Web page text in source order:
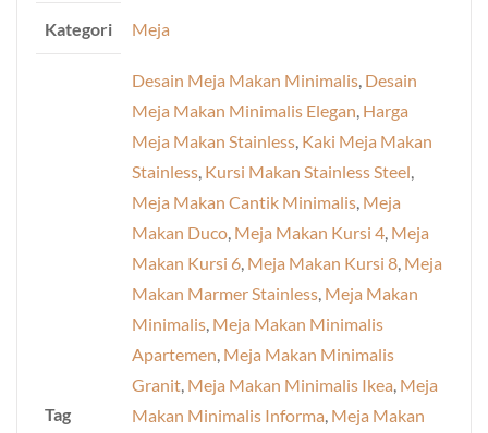
Kategori Meja
Tag
Desain Meja Makan Minimalis Desain
Meja Makan Minimalis Elegan Harga
Meja Makan Stainless Kaki Meja Makan
Stainless Kursi Makan Stainless Steel
Meja Makan Cantik Minimalis Meja
Makan Duco Meja Makan Kursi 4 Meja
Makan Kursi 6 Meja Makan Kursi 8 Meja
Makan Marmer Stainless Meja Makan
Minimalis Meja Makan Minimalis
Apartemen Meja Makan Minimalis
Granit Meja Makan Minimalis Ikea Meja
Makan Minimalis Informa Meja Makan